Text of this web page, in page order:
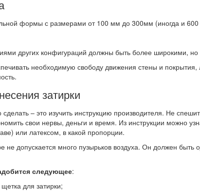
формы с размерами от 100 мм до 300мм (иногда и
других конфигураций должны быть более широкими,
необходимую свободу движения стены и покрытия,
затирки
– это изучить инструкцию производителя. Не
свои нервы, деньги и время. Из инструкции можно
или латексом, в какой пропорции.
не допускается много пузырьков воздуха. Он должен
следующее:
для затирки;